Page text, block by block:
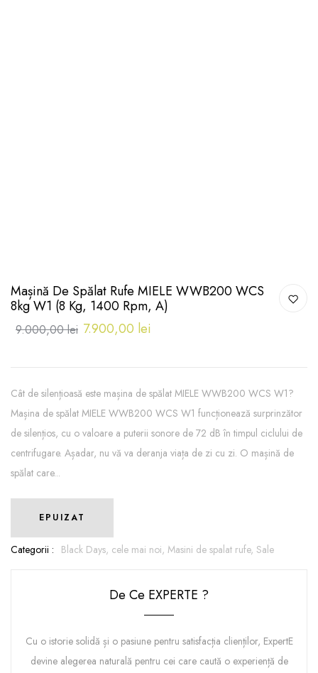
Mașină De Spălat Rufe MIELE WWB200 WCS
8kg W1 (8 Kg, 1400 Rpm, A)
9.000,00 lei 7.900,00 lei
Cât de silențioasă este mașina de spălat MIELE WWB200 WCS W1?
Mașina de spălat MIELE WWB200 WCS W1 funcționează surprinzător
de silențios, cu o valoare a puterii sonore de 72 dB în timpul ciclului de
centrifugare. Așadar, nu vă va deranja viața de zi cu zi. O mașină de
spălat care...
EPUIZAT
Categorii : Black Days, cele mai noi, Masini de spalat rufe, Sale
De Ce EXPERTE ?
Cu o istorie solidă și o pasiune pentru satisfacția clienților, ExpertE
devine alegerea naturală pentru cei care caută o experiență de